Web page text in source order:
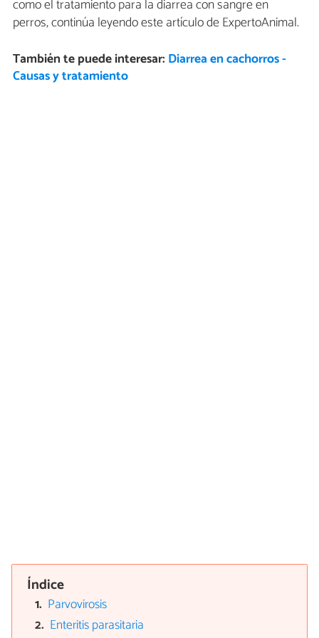
como el tratamiento para la diarrea con sangre en
perros, continúa leyendo este artículo de ExpertoAnimal.
También te puede interesar: Diarrea en cachorros -
Causas y tratamiento
Índice
Parvovirosis
Enteritis parasitaria